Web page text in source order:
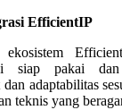
EfficientIP
ekosistem
siap pakai
adaptabilitas
teknis yang